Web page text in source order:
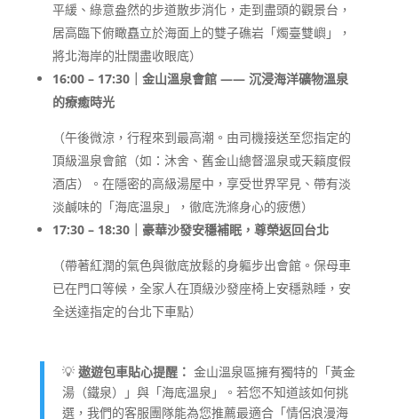
平緩、綠意盎然的步道散步消化，走到盡頭的觀景台，
居高臨下俯瞰矗立於海面上的雙子礁岩「燭臺雙嶼」，
將北海岸的壯闊盡收眼底）
16:00 – 17:30｜金山溫泉會館 —— 沉浸海洋礦物溫泉
的療癒時光
（午後微涼，行程來到最高潮。由司機接送至您指定的
頂級溫泉會館（如：沐舍、舊金山總督溫泉或天籟度假
酒店）。在隱密的高級湯屋中，享受世界罕見、帶有淡
淡鹹味的「海底溫泉」，徹底洗滌身心的疲憊）
17:30 – 18:30｜豪華沙發安穩補眠，尊榮返回台北
（帶著紅潤的氣色與徹底放鬆的身軀步出會館。保母車
已在門口等候，全家人在頂級沙發座椅上安穩熟睡，安
全送達指定的台北下車點）
💡 遨遊包車貼心提醒： 金山溫泉區擁有獨特的「黃金
湯（鐵泉）」與「海底溫泉」。若您不知道該如何挑
選，我們的客服團隊能為您推薦最適合「情侶浪漫海